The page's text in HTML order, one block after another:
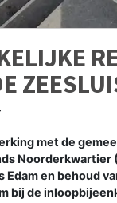
met de
en behoud
bij de